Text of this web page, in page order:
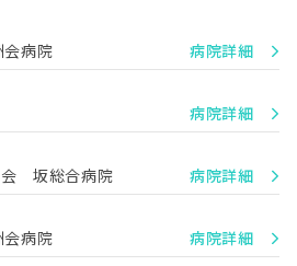
会病院 病院詳細
病院詳細
会 坂総合病院 病院詳細
会病院 病院詳細